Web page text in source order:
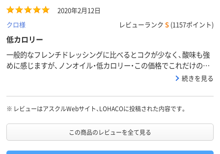
2020年2月12日
クロ様
レビューランク S (1157ポイント)
低カロリー
一般的なフレンチドレッシングに比べるとコクが少なく、酸味も強
めに感じますが、ノンオイル・低カロリー・この価格でこれだけの味
続きを見る
※ レビューはアスクルWebサイト、LOHACOに投稿された内容です。
この商品のレビューを全て見る